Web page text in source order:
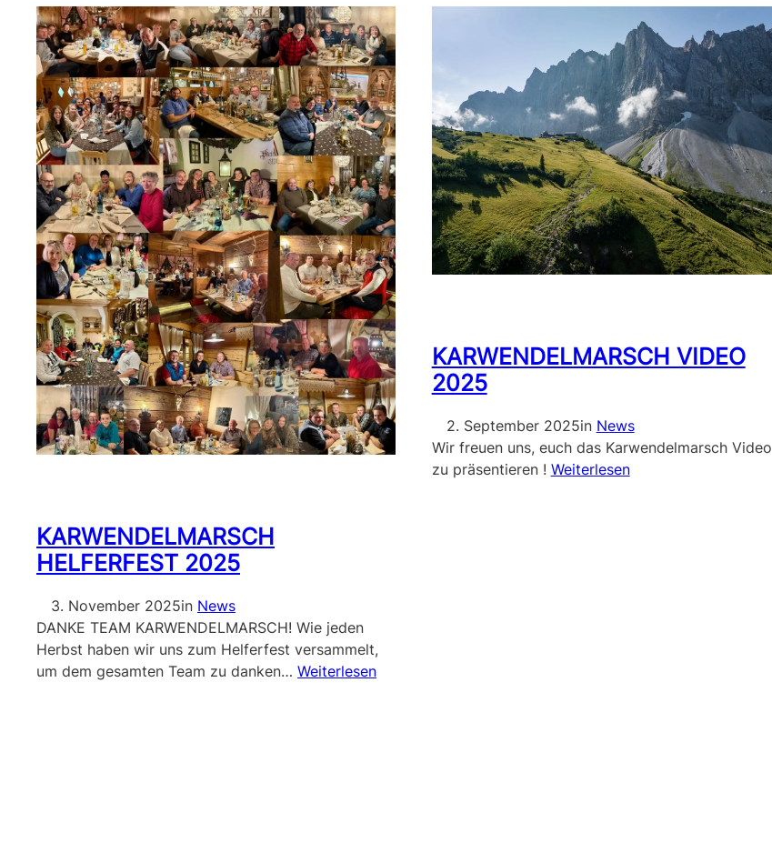
KARWENDELMARSCH
HELFERFEST 2025
3. November 2025in News
DANKE TEAM KARWENDELMARSCH! Wie jeden
Herbst haben wir uns zum Helferfest versammelt,
um dem gesamten Team zu danken… Weiterlesen
KARWENDELMARSCH VIDEO
2025
2. September 2025in News
Wir freuen uns, euch das Karwendelmarsch Video
zu präsentieren ! Weiterlesen